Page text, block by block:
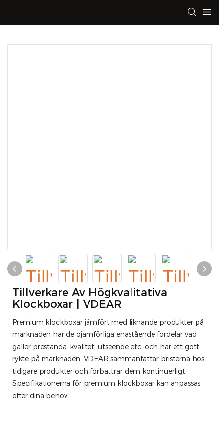
Tillverkare Av Högkvalitativa
Klockboxar | VDEAR
Premium klockboxar jämfört med liknande produkter på
marknaden har de ojämförliga enastående fördelar vad
gäller prestanda, kvalitet, utseende etc. och har ett gott
rykte på marknaden. VDEAR sammanfattar bristerna hos
tidigare produkter och förbättrar dem kontinuerligt.
Specifikationerna för premium klockboxar kan anpassas
efter dina behov.